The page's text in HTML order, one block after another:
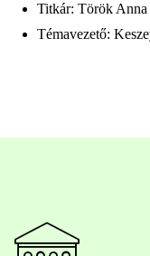
Titkár: Török
Témavezető: